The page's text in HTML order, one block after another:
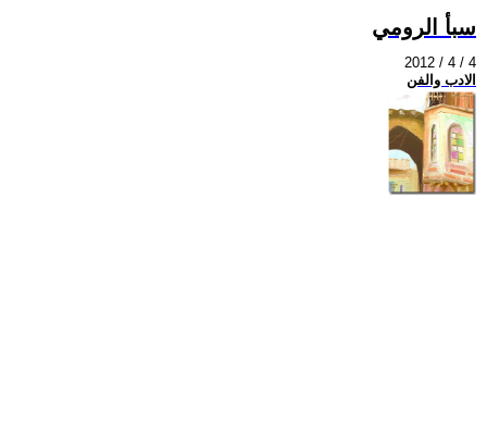
سبأ الرومي
2012 / 4 / 4
الادب والفن